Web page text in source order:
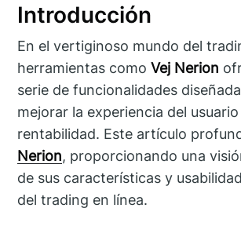
Introducción
En el vertiginoso mundo del
herramientas comoVej Nerion
serie de funcionalidades
mejorar la experiencia del usuario
rentabilidad. Este artículo
Nerion, proporcionando una
de sus características y
del trading en línea.